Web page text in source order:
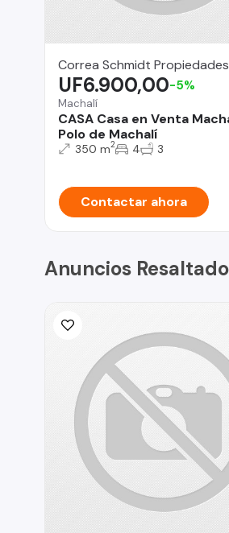
Correa Schmidt Propiedades
Machalí
CASA Casa en Venta
Polo de Machalí
UF6.900,00-5%
350 m2 4 3
Contactar ahora
Anuncios